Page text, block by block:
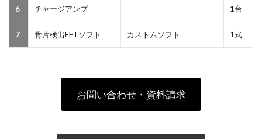
6 チャージアンプ 1台
7 骨片検出FFTソフト カストムソフト 1式
お問い合わせ・資料請求